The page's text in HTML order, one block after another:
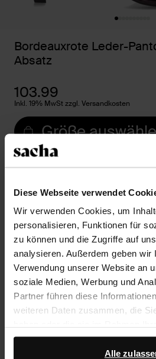
Diese Webseite verwendet
Wir verwenden Cookies, um
personalisieren, Funktionen für
zu können und die Zugriffe auf
analysieren. Außerdem geben wir
Verwendung unserer Website an
soziale Medien, Werbung und
Partner führen diese
weiteren Daten zusammen, die
gesammelt haben.
Alle
Bordeauxrote Leder-
Absatz
103.99
Inkl. 19% MwSt zzgl. Versandkosten
Größe
14 Tage Bedenkzeit
Produktbeschreibung
Bordeauxrote Leder-Pantoletten
Sacha. Die Mules haben ein
cm hohen Absatz. Die Schuhe
Leder gearbeitet.
Produktdetails